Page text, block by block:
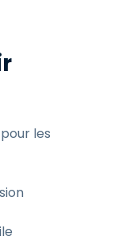
les